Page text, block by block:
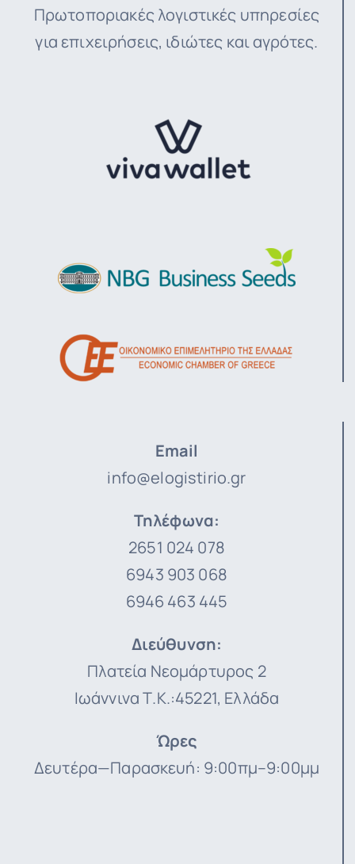
Πρωτοποριακές λογιστικές υπηρεσίες
για επιχειρήσεις, ιδιώτες και αγρότες.
Email
info@elogistirio.gr
Τηλέφωνα:
2651 024 078
6943 903 068
6946 463 445
Διεύθυνση:
Πλατεία Νεομάρτυρος 2
Ιωάννινα Τ.Κ.:45221, Ελλάδα
Ώρες
Δευτέρα—Παρασκευή: 9:00πμ–9:00μμ